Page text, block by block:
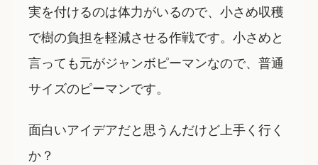
実を付けるのは体力がいるので、小さめ収穫
で樹の負担を軽減させる作戦です。小さめと
言っても元がジャンボピーマンなので、普通
サイズのピーマンです。
面白いアイデアだと思うんだけど上手く行く
か？